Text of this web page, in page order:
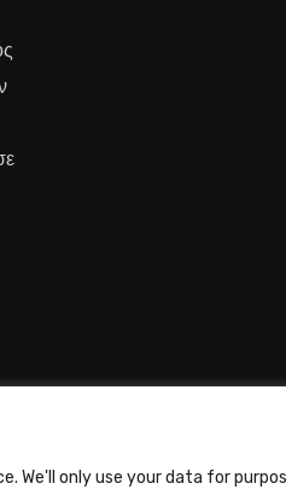
We'll only use your data for
© 2015-26 Alfasports TV |